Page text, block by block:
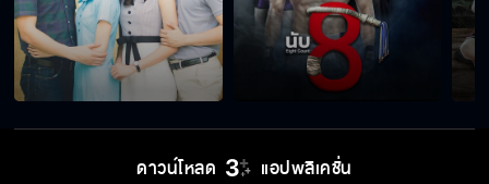
ดาวน์โหลด แอปพลิเคชั่น